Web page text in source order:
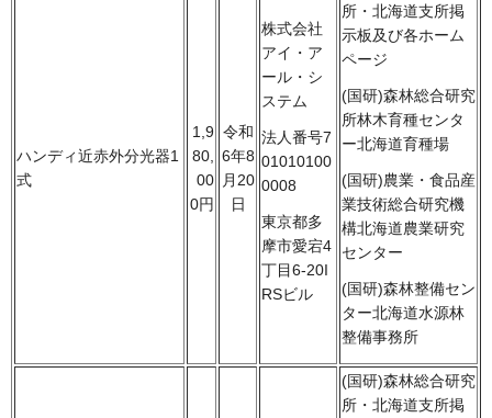
ハンディ近赤外分光器1
式
1,9
80,
00
0円
令和
6年8
月20
日
株式会社
アイ・ア
ール・シ
ステム
法人番号7
01010100
0008
東京都多
摩市愛宕4
丁目6-20I
RSビル
所・北海道支所掲
示板及び各ホーム
ページ
(国研)森林総合研究
所林木育種センタ
ー北海道育種場
(国研)農業・食品産
業技術総合研究機
構北海道農業研究
センター
(国研)森林整備セン
ター北海道水源林
整備事務所
(国研)森林総合研究
所・北海道支所掲